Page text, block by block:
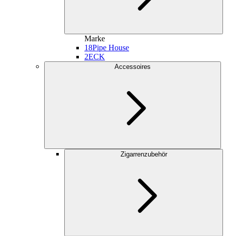
Marke
18Pipe House
2ECK
Accessoires
Zigarrenzubehör